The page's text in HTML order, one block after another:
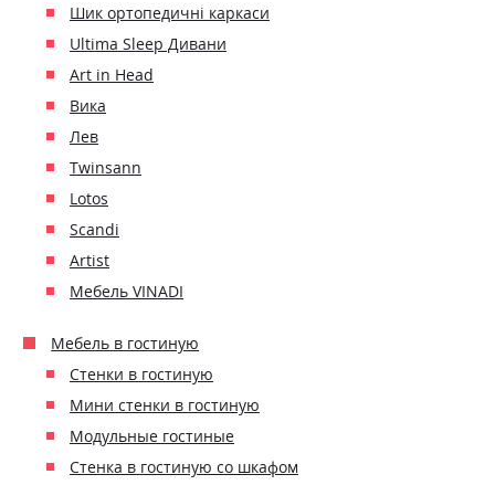
Шик ортопедичні каркаси
Ultima Sleep Дивани
Art in Head
Вика
Лев
Twinsann
Lotos
Scandi
Artist
Мебель VINADI
Мебель в гостиную
Стенки в гостиную
Мини стенки в гостиную
Модульные гостиные
Стенка в гостиную со шкафом